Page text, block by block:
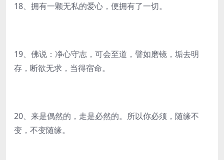
18、拥有一颗无私的爱心，便拥有了一切。
19、佛说：净心守志，可会至道，譬如磨镜，垢去明
存，断欲无求，当得宿命。
20、来是偶然的，走是必然的。所以你必须，随缘不
变，不变随缘。